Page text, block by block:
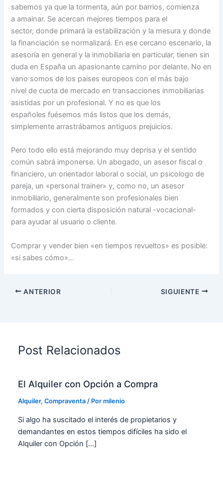
sabemos ya que la tormenta, aún por barrios, comienza
a amainar. Se acercan mejores tiempos para el
sector, donde primará la estabilización y la mesura y donde
la financiación se normalizará. En ese cercano escenario, la
asesoría en general y la inmobiliaria en particular, tienen sin
duda en España un apasionante camino por delante. No en
vano somos de los paises europeos con el más bajo
nivel de cuota de mercado en transacciones inmobiliarias
asistidas por un profesional. Y no es que los
españoles fuésemos más listos que los demás,
simplemente arrastrábamos antiguos prejuicios.
Pero todo ello está mejorando muy deprisa y el sentido
común sabrá imponerse. Un abogado, un asesor fiscal o
financiero, un orientador laboral o social, un psicologo de
pareja, un «personal trainer» y, como no, un asesor
inmobiliario, generalmente son profesionales bien
formados y con cierta disposición natural -vocacional-
para ayudar al usuario o cliente.
Comprar y vender bien «en tiempos revueltos» es posible:
«si sabes cómo»…
ANTERIOR SIGUIENTE
Post Relacionados
El Alquiler con Opción a Compra
Alquiler,Compraventa / Pormilenio
Si algo ha suscitado el interés de propietarios y
demandantes en estos tiempos difíciles ha sido el
Alquiler con Opción […]